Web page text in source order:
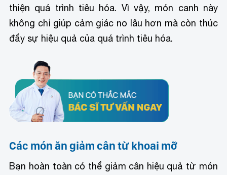
thiện quá trình tiêu hóa. Vì vậy, món canh này
không chỉ giúp cảm giác no lâu hơn mà còn thúc
đẩy sự hiệu quả của quá trình tiêu hóa.
Các món ăn giảm cân từ khoai mỡ
Bạn hoàn toàn có thể giảm cân hiệu quả từ món